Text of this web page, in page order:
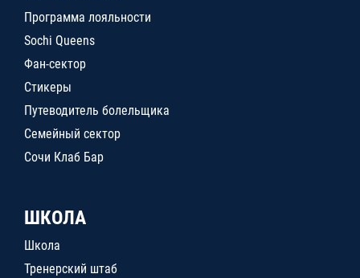
Программа лояльности
Sochi Queens
Фан-сектор
Стикеры
Путеводитель болельщика
Семейный сектор
Сочи Клаб Бар
ШКОЛА
Школа
Тренерский штаб